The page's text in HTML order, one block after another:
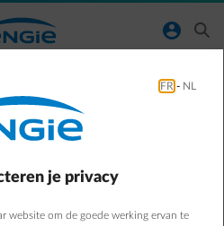
normal-account-circle search
beheerd door een
kan ik dan gebruik
FR - NL
je privacy
website om de goede werking ervan te